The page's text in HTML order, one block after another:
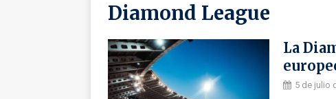
Diamond League
La
5 de julio